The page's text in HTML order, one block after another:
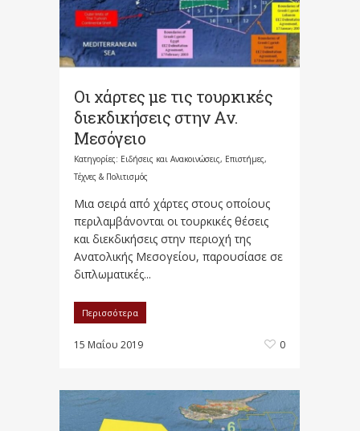
Οι χάρτες με τις τουρκικές
διεκδικήσεις στην Αν.
Μεσόγειο
Κατηγορίες: Ειδήσεις και Ανακοινώσεις, Επιστήμες,
Τέχνες & Πολιτισμός
Μια σειρά από χάρτες στους οποίους
περιλαμβάνονται οι τουρκικές θέσεις
και διεκδικήσεις στην περιοχή της
Ανατολικής Μεσογείου, παρουσίασε σε
διπλωματικές...
Περισσότερα
15 Μαΐου 2019 0